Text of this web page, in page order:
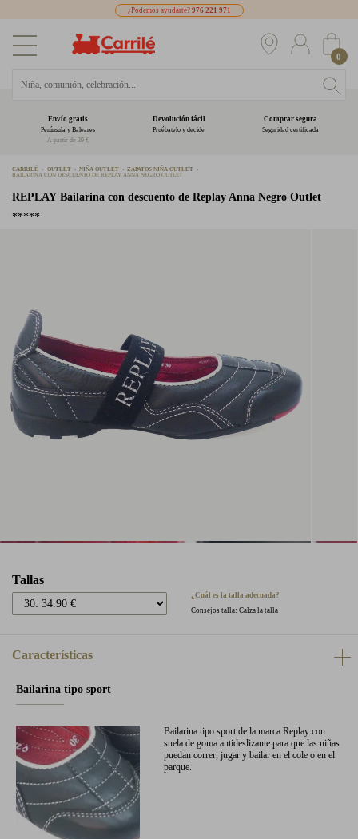
¿Podemos ayudarte? 976 221 971
0
Envío gratis
Península y Baleares
A partir de 39 €
Devolución fácil
Pruébatelo y decide
Comprar segura
Seguridad certificada
CARRILÉ OUTLET NIÑA OUTLET
ZAPATOS NIÑA OUTLET
BAILARINA CON DESCUENTO DE REPLAY ANNA NEGRO OUTLET
REPLAY Bailarina con descuento de Replay Anna Negro Outlet
*****
Tallas
¿Cuál es la talla adecuada?
Consejos talla: Calza la talla
Características
Bailarina tipo sport
Bailarina tipo sport de la marca Replay con
suela de goma antideslizante para que las niñas
puedan correr, jugar y bailar en el cole o en el
parque.